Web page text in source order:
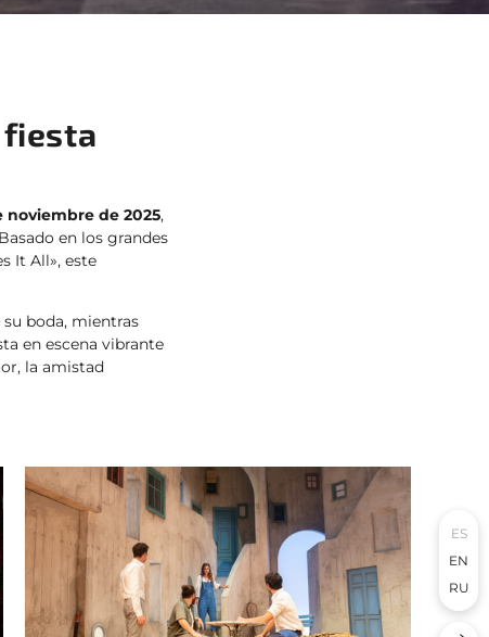
fiesta
noviembre de 2025,
en los grandes
It All», este
boda, mientras
en escena vibrante
la amistad
ES
EN
RU